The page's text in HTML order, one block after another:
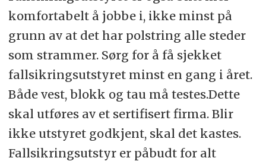
komfortabelt å jobbe i, ikke minst på
grunn av at det har polstring alle steder
som strammer. Sørg for å få sjekket
fallsikringsutstyret minst en gang i året.
Både vest, blokk og tau må testes.Dette
skal utføres av et sertifisert firma. Blir
ikke utstyret godkjent, skal det kastes.
Fallsikringsutstyr er påbudt for alt